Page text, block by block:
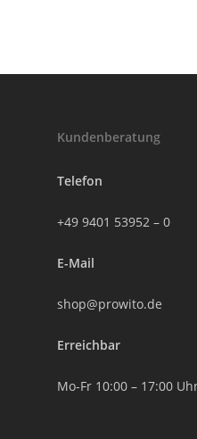
Kundenberatung
Telefon
+49 9401 53952 – 0
E-Mail
shop@prowito.de
Erreichbar
Mo-Fr 10:00 – 17:00